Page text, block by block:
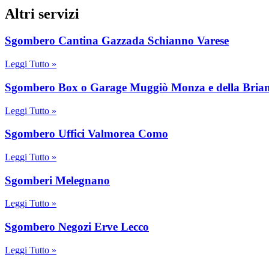
Altri servizi
Sgombero Cantina Gazzada Schianno Varese
Leggi Tutto »
Sgombero Box o Garage Muggiò Monza e della
Leggi Tutto »
Sgombero Uffici Valmorea Como
Leggi Tutto »
Sgomberi Melegnano
Leggi Tutto »
Sgombero Negozi Erve Lecco
Leggi Tutto »